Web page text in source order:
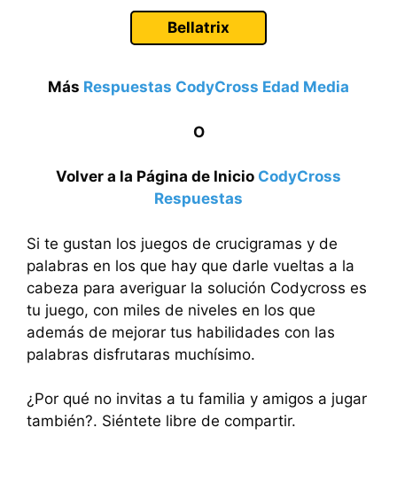
Bellatrix
Más Respuestas CodyCross Edad Media
O
Volver a la Página de Inicio CodyCross
Respuestas
Si te gustan los juegos de crucigramas y de
palabras en los que hay que darle vueltas a la
cabeza para averiguar la solución Codycross es
tu juego, con miles de niveles en los que
además de mejorar tus habilidades con las
palabras disfrutaras muchísimo.
¿Por qué no invitas a tu familia y amigos a jugar
también?. Siéntete libre de compartir.